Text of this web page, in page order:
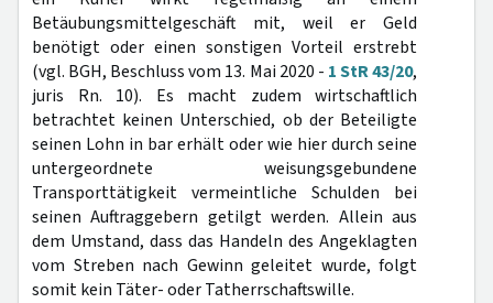
Betäubungsmittelgeschäft mit, weil er Geld
benötigt oder einen sonstigen Vorteil erstrebt
(vgl. BGH, Beschluss vom 13. Mai 2020 - 1 StR 43/20,
juris Rn. 10). Es macht zudem wirtschaftlich
betrachtet keinen Unterschied, ob der Beteiligte
seinen Lohn in bar erhält oder wie hier durch seine
untergeordnete weisungsgebundene
Transporttätigkeit vermeintliche Schulden bei
seinen Auftraggebern getilgt werden. Allein aus
dem Umstand, dass das Handeln des Angeklagten
vom Streben nach Gewinn geleitet wurde, folgt
somit kein Täter- oder Tatherrschaftswille.